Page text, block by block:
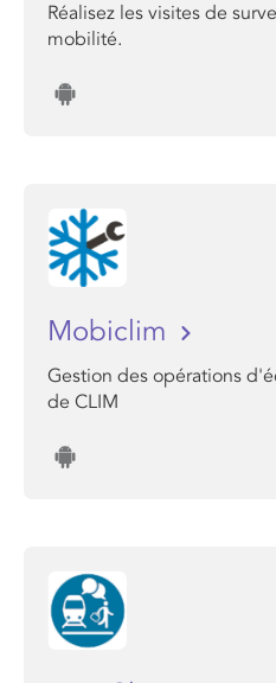
Réalisez les visites de
mobilité.
Mobiclim
Gestion des opérations
de CLIM